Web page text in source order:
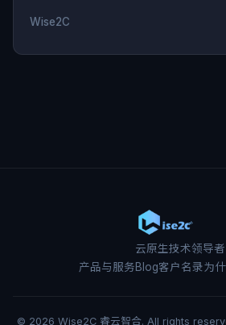
Wise2C
云原生技术领导者
产品与服务Blog客户名录为
© 2026 Wise2C 睿云智合. All rights